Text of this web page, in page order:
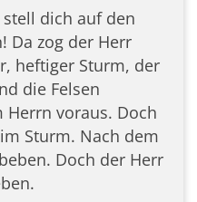
dich auf den
Da zog der Herr
heftiger Sturm, der
die Felsen
Herrn voraus. Doch
Sturm. Nach dem
Doch der Herr